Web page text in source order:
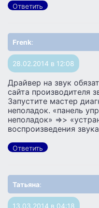
Ответить
Frenk:
28.02.2014 в 12:08
Драйвер на звук
сайта производителя
Запустите мастер
неполадок. «панель
неполадок» =>>
воспроизведения
Ответить
Татьяна:
13.03.2014 в 04:18